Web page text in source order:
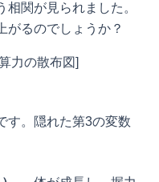
関が見られました。
がるのでしょうか？
力の散布図]
す。隠れた第3の変数